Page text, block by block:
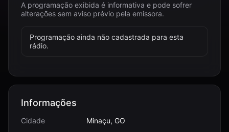
A programação exibida é informativa e pode sofrer
alterações sem aviso prévio pela emissora.
Programação ainda não cadastrada para esta
rádio.
Informações
Cidade
Minaçu, GO